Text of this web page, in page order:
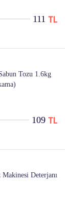
111
Tozu 1.6kg
109
Deterjanı